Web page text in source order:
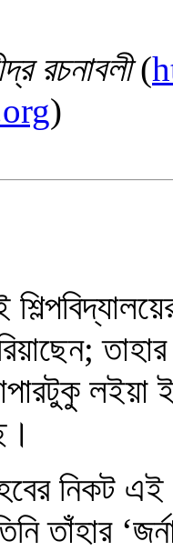
রচনাবলী(
)
লইয়া
নিকট
তাঁহার